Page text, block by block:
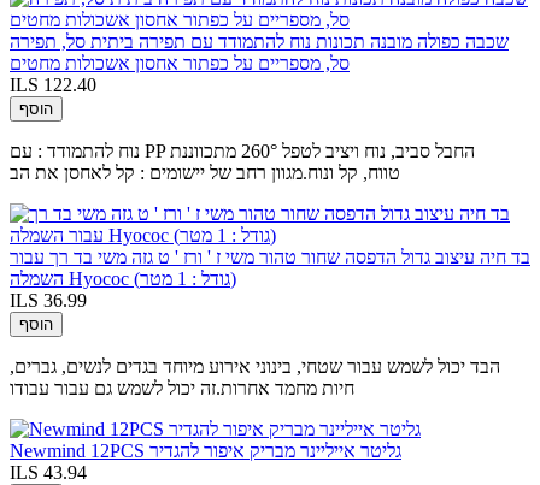
שכבה כפולה מובנה תכונות נוח להתמודד עם תפירה ביתית סל, תפירה
סל, מספריים על כפתור אחסון אשכולות מחטים
ILS 122.40
הוסף
נוח להתמודד : עם PP החבל סביב, נוח ויציב לטפל 260° מתכווננת
טווח, קל ונוח.מגוון רחב של יישומים : קל לאחסן את הב
בד חיה עיצוב גדול הדפסה שחור טהור משי ז ' ורז ' ט גזה משי בד רך עבור
השמלה Hyococ (גודל : 1 מטר)
ILS 36.99
הוסף
הבד יכול לשמש עבור שטחי, בינוני אירוע מיוחד בגדים לנשים, גברים,
חיות מחמד אחרות.זה יכול לשמש גם עבור עבודו
Newmind 12PCS גליטר אייליינר מבריק איפור להגדיר
ILS 43.94